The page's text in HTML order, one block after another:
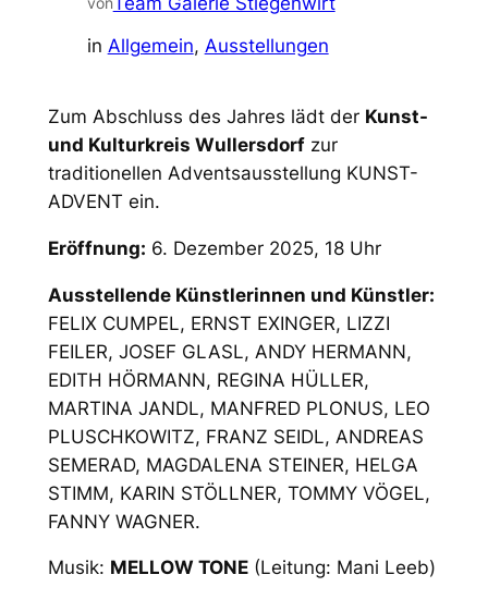
in Allgemein, Ausstellungen
Zum Abschluss des Jahres lädt der Kunst-
und Kulturkreis Wullersdorfzur
traditionellen Adventsausstellung KUNST-
ADVENT ein.
Eröffnung: 6. Dezember 2025, 18 Uhr
Ausstellende Künstlerinnen und Künstler:
FELIX CUMPEL, ERNST EXINGER, LIZZI
FEILER, JOSEF GLASL, ANDY HERMANN,
EDITH HÖRMANN, REGINA HÜLLER,
MARTINA JANDL, MANFRED PLONUS, LEO
PLUSCHKOWITZ, FRANZ SEIDL, ANDREAS
SEMERAD, MAGDALENA STEINER, HELGA
STIMM, KARIN STÖLLNER, TOMMY VÖGEL,
FANNY WAGNER.
Musik: MELLOW TONE(Leitung: Mani Leeb)